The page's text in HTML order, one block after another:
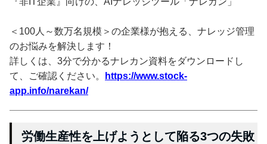
＜100人～数万名規模＞の企業様が抱える、ナレッジ管理
のお悩みを解決します！
詳しくは、3分で分かるナレカン資料をダウンロードし
て、ご確認ください。
https://www.stock-
app.info/narekan/
労働生産性を上げようとして陥る3つの失敗